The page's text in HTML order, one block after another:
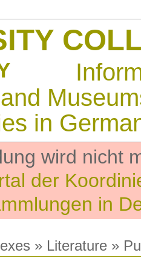
in
wird nicht
der
in
» Literature »